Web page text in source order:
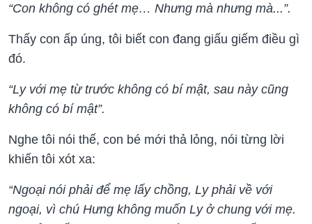
“Con không có ghét mẹ… Nhưng mà nhưng mà...”.
Thấy con ấp úng, tôi biết con đang giấu giếm điều gì
đó.
“Ly với mẹ từ trước không có bí mật, sau này cũng
không có bí mật”.
Nghe tôi nói thế, con bé mới thả lỏng, nói từng lời
khiến tôi xót xa:
“Ngoại nói phải để mẹ lấy chồng, Ly phải về với
ngoại, vì chú Hưng không muốn Ly ở chung với mẹ.